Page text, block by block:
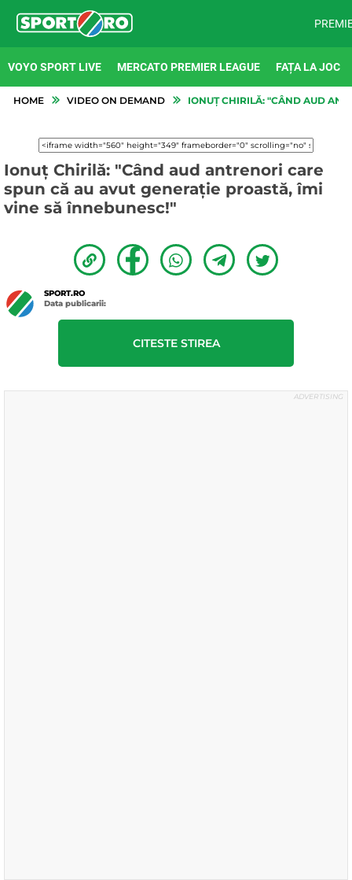
VOYO SPORT LIVE MERCATO PREMIER LEAGUE FAȚA LA JOC
HOME VIDEO ON DEMAND IONUȚ CHIRILĂ: "CÂND AUD
Ionuț Chirilă: "Când aud antrenori care
spun că au avut generație proastă, îmi
vine să înnebunesc!"
SPORT.RO
Data publicarii:
CITESTE STIREA